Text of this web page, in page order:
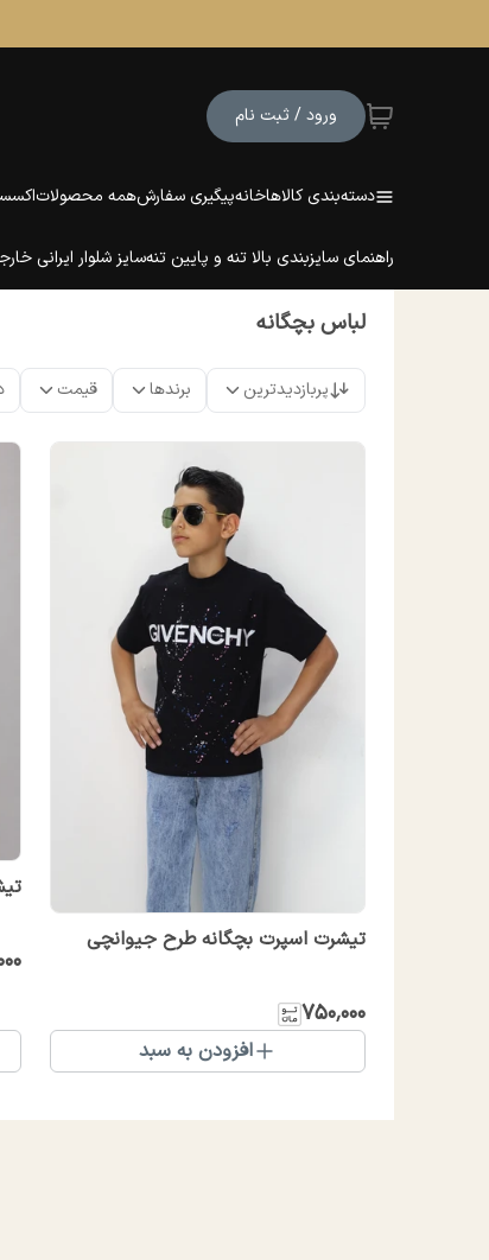
ورود / ثبت نام
دسته‌بندی کالاهاخانهپیگیری سفارشهمه محصولات
راهنمای سایزبندی بالا تنه و پایین تنهسایز شلوار ایرانی
لباس بچگانه
پربازدیدترین برندها قیمت
تیشرت اسپرت بچگانه طرح جیوانچی
۷۵۰٬۰۰۰
افزودن به سبد